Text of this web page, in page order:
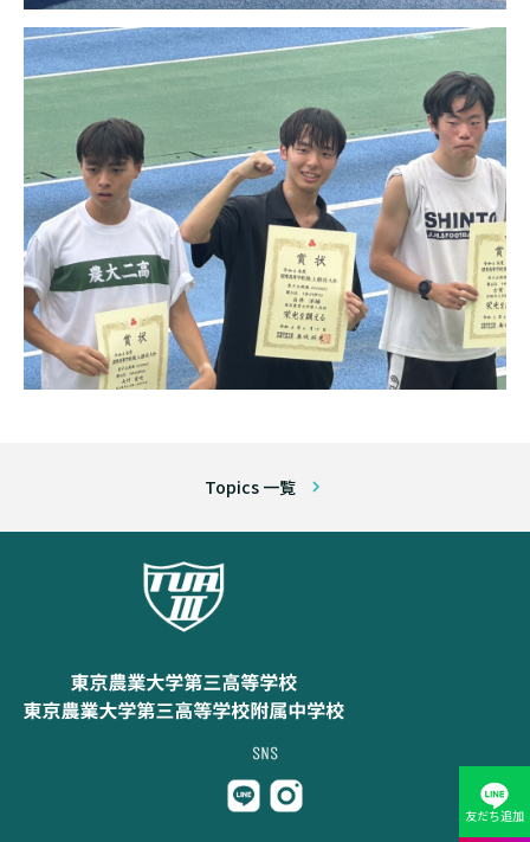
友だち追加
Topics 一覧